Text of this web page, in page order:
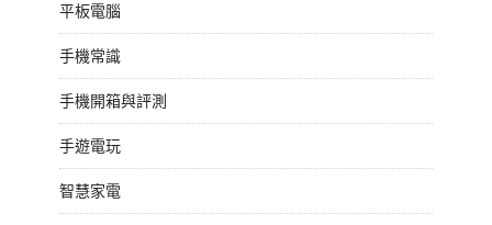
平板電腦
手機常識
手機開箱與評測
手遊電玩
智慧家電